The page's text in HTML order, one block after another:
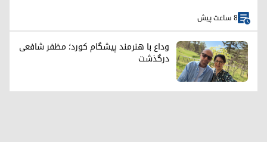
8 ساعت پیش
وداع با هنرمند پیشگام کورد؛ مظفر شافعی
درگذشت